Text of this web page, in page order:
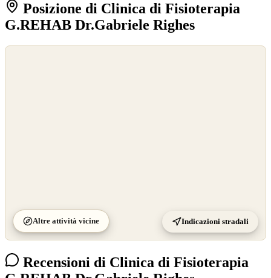
Posizione di Clinica di Fisioterapia
G.REHAB Dr.Gabriele Righes
Altre attività vicine Indicazioni stradali
Recensioni di Clinica di Fisioterapia